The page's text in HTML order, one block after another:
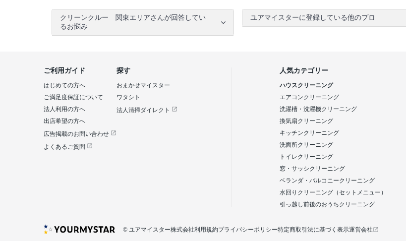
クリーンクルー 関東エリアさんが回答してい
るお悩み
ユアマイスターに登録している他のプロ
探す
おまかせマイスター
ワタシト
法人清掃ダイレクト
ご利用ガイド
はじめての方へ
ご満足度保証について
法人利用の方へ
出店希望の方へ
広告掲載のお問い合わせ
よくあるご質問
人気カテゴリー
ハウスクリーニング
エアコンクリーニング
洗濯槽・洗濯機クリーニング
換気扇クリーニング
キッチンクリーニング
洗面所クリーニング
トイレクリーニング
窓・サッシクリーニング
ベランダ・バルコニークリーニング
水回りクリーニング（セットメニュー）
引っ越し前後のおうちクリーニング
利用規約プライバシーポリシー特定商取引法に基づく表示運営会社
© ユアマイスター株式会社